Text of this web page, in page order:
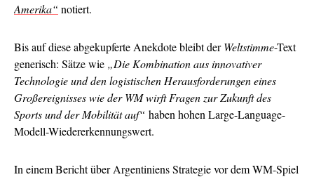
Amerika“ notiert.
Bis auf diese abgekupferte Anekdote bleibt derWeltstimme-Text
generisch: Sätze wie „Die Kombination aus innovativer
Technologie und den logistischen Herausforderungen eines
Großereignisses wie der WM wirft Fragen zur Zukunft des
Sports und der Mobilität auf“ haben hohen Large-Language-
Modell-Wiedererkennungswert.
In einem Bericht über Argentiniens Strategie vor dem WM-Spiel